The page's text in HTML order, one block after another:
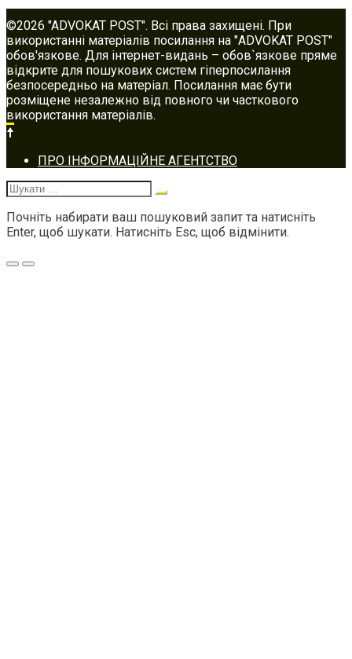
©2026 "ADVOKAT POST". Всі права захищені. При
використанні матеріалів посилання на "ADVOKAT POST"
обов'язкове. Для інтернет-видань – обов`язкове пряме
відкрите для пошукових систем гіперпосилання
безпосередньо на матеріал. Посилання має бути
розміщене незалежно від повного чи часткового
використання матеріалів.
Footer
navigation
ПРО ІНФОРМАЦІЙНЕ АГЕНТСТВО
Шукати:
Почніть набирати ваш пошуковий запит та натисніть
Enter, щоб шукати. Натисніть Esc, щоб відмінити.
Меню